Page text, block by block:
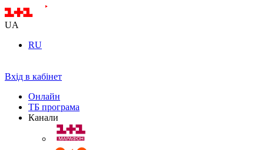
UA
RU
Вхід в кабінет
Онлайн
ТБ програма
Канали